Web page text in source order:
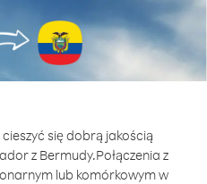
się dobrą jakością
z Bermudy.Połączenia z
lub komórkowym w